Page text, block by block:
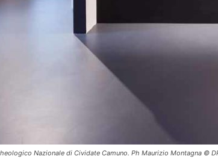
Nazionale di Cividate Camuno. Ph Maurizio Montagna ©